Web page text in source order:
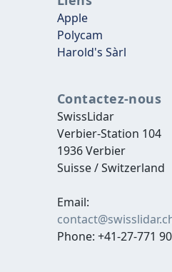
Apple
Polycam
Harold's Sàrl
Contactez-nous
SwissLidar
Verbier-Station 104
1936 Verbier
Suisse / Switzerland
Email:
Phone: +41-27-771